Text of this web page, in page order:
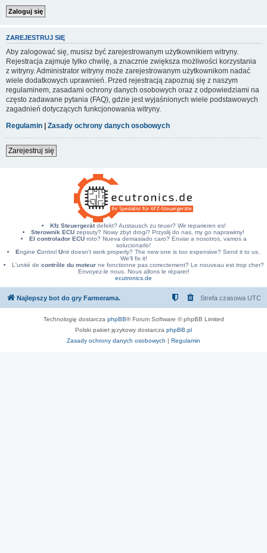
ZAREJESTRUJ SIĘ
Aby zalogować się, musisz być zarejestrowanym użytkownikiem witryny.
Rejestracja zajmuje tylko chwilę, a znacznie zwiększa możliwości korzystania
z witryny. Administrator witryny może zarejestrowanym użytkownikom nadać
wiele dodatkowych uprawnień. Przed rejestracją zapoznaj się z naszym
regulaminem, zasadami ochrony danych osobowych oraz z odpowiedziami na
często zadawane pytania (FAQ), gdzie jest wyjaśnionych wiele podstawowych
zagadnień dotyczących funkcjonowania witryny.
Regulamin | Zasady ochrony danych osobowych
Zarejestruj się
Kfz Steuergerätdefekt? Austausch zu teuer? Wir reparieren es!
Sterownik ECU zepsuty? Nowy zbyt drogi? Przyslij do nas, my go naprawimy!
El controlador ECUroto? Nueva demasiado caro? Enviar a nosotros, vamos a
solucionarlo!
Engine Control Unit doesn't work properly? The new one is too expensive? Send it to us.
We'll fix it!
L'unité de contrôle du moteurne fonctionne pas correctement? Le nouveau est trop cher?
Envoyez-le nous. Nous allons le réparer!
ecutronics.de
Najlepszy bot do gry Farmerama. Strefa czasowa UTC
Technologię dostarcza phpBB® Forum Software © phpBB Limited
Polski pakiet językowy dostarcza phpBB.pl
Zasady ochrony danych osobowych | Regulamin